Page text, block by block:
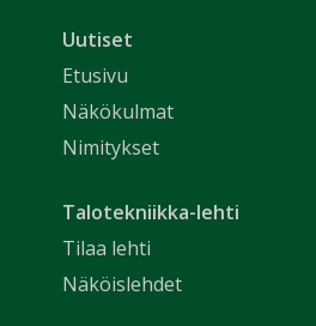
Uutiset
Etusivu
Näkökulmat
Nimitykset
Talotekniikka-lehti
Tilaa lehti
Näköislehdet